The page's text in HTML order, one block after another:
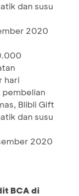
dan susu
2020
hari
pembelian
Blibli Gift
dan susu
2020
BCA di